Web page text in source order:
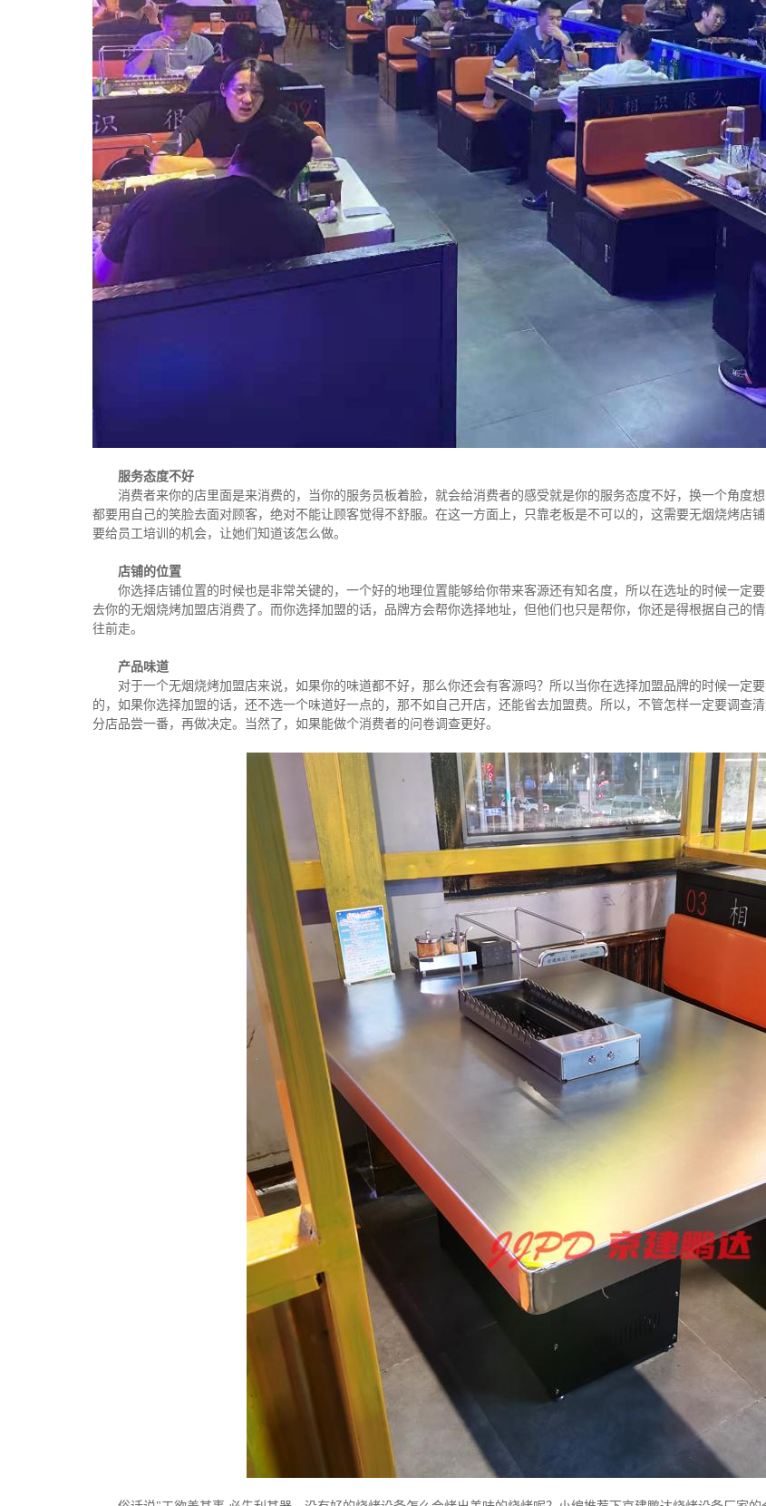
服务态度不好
消费者来你的店里面是来消费的，当你的服务员板着脸，就会给消费者的感受就是你的服务态度不好，换一个角度
都要用自己的笑脸去面对顾客，绝对不能让顾客觉得不舒服。在这一方面上，只靠老板是不可以的，这需要无烟烧烤店
要给员工培训的机会，让她们知道该怎么做。
店铺的位置
你选择店铺位置的时候也是非常关键的，一个好的地理位置能够给你带来客源还有知名度，所以在选址的时候一定
去你的无烟烧烤加盟店消费了。而你选择加盟的话，品牌方会帮你选择地址，但他们也只是帮你，你还是得根据自己的
往前走。
产品味道
对于一个无烟烧烤加盟店来说，如果你的味道都不好，那么你还会有客源吗？所以当你在选择加盟品牌的时候一定
的，如果你选择加盟的话，还不选一个味道好一点的，那不如自己开店，还能省去加盟费。所以，不管怎样一定要调查
分店品尝一番，再做决定。当然了，如果能做个消费者的问卷调查更好。